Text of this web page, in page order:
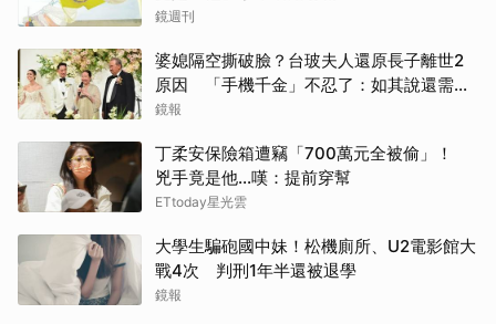
鏡週刊
婆媳隔空撕破臉？台玻夫人還原長子離世2
原因 「手機千金」不忍了：如其說還需要
離開嗎？
鏡報
丁柔安保險箱遭竊「700萬元全被偷」！
兇手竟是他...嘆：提前穿幫
ETtoday星光雲
大學生騙砲國中妹！松機廁所、U2電影館大
戰4次 判刑1年半還被退學
鏡報